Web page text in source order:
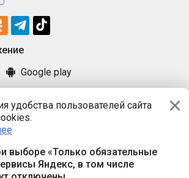
удобства пользователей сайта
выборе «Только обязательные
Яндекс, в том числе
Google play
предложений
ООО «ПРАЦА БАЙ»
220114, г. Минск, пр-т Независимости